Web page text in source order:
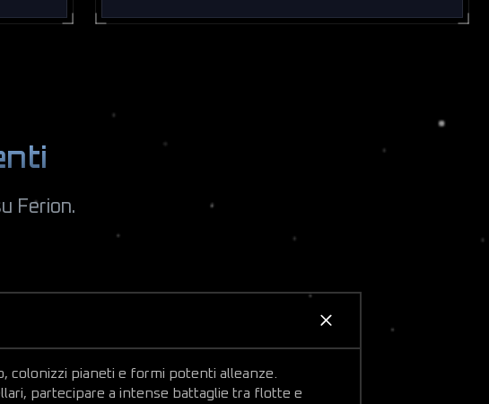
Ferion.
colonizzi pianeti e formi potenti alleanze.
partecipare a intense battaglie tra flotte e